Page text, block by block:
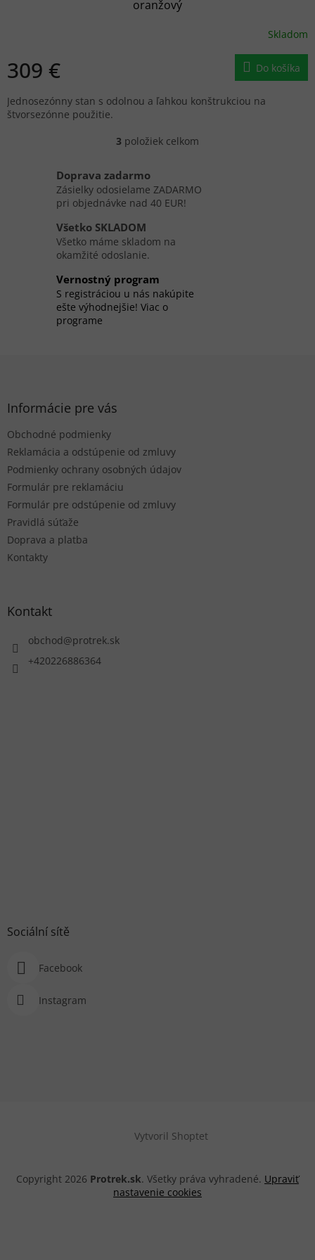
oranžový
Skladom
309 € Do košíka
Jednosezónny stan s odolnou a ľahkou konštrukciou na
štvorsezónne použitie.
O
á
d
i
r
v
k
3 položiek celkom
Doprava zadarmo
Zásielky odosielame ZADARMO
pri objednávke nad 40 EUR!
Všetko SKLADOM
Všetko máme skladom na
okamžité odoslanie.
Vernostný program
S registráciou u nás nakúpite
ešte výhodnejšie! Viac o
programe
Informácie pre vás
Obchodné podmienky
Reklamácia a odstúpenie od zmluvy
Podmienky ochrany osobných údajov
Formulár pre reklamáciu
Formulár pre odstúpenie od zmluvy
Pravidlá súťaže
Doprava a platba
Kontakty
Kontakt
obchod@protrek.sk
+420226886364
Sociální sítě
Facebook
Instagram
Vytvoril Shoptet
Copyright 2026 Protrek.sk. Všetky práva vyhradené. Upraviť
nastavenie cookies